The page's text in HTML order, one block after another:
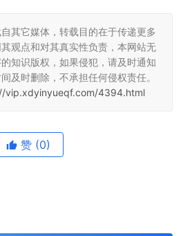
其它媒体，转载目的在于传递更多
观点和对其真实性负责，本网站无
知识版权，如果侵犯，请及时通知
及时删除，不承担任何侵权责任。
vip.xdyinyueqf.com/4394.html
赞 (0)